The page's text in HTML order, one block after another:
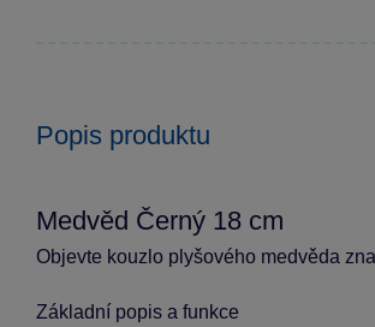
Popis produktu
Medvěd Černý 18 cm
Objevte kouzlo plyšového medvěda
Základní popis a funkce